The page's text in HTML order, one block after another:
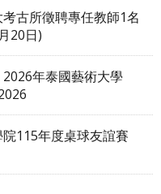
考古所徵聘專任教師1名
20日)
2026年泰國藝術大學
115年度桌球友誼賽